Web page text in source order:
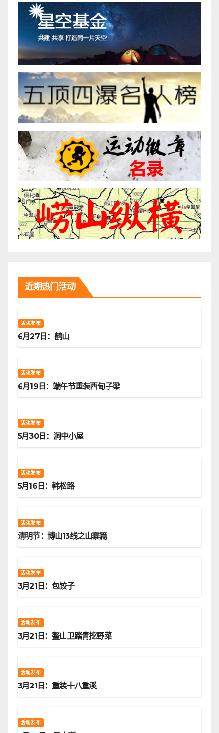
近期热门活动
活动发布
6月27日：鹤山
活动发布
6月19日：端午节重装西甸子梁
活动发布
5月30日：涧中小屋
活动发布
5月16日：韩松路
活动发布
清明节：博山13线之山寨篇
活动发布
3月21日：包饺子
活动发布
3月21日：鳌山卫踏青挖野菜
活动发布
3月21日：重装十八重溪
活动发布